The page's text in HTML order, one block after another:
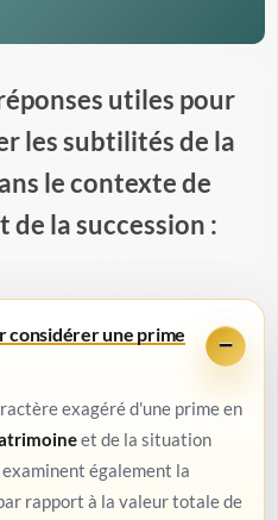
utiles pour
les subtilités de la
le contexte de
de la succession :
considérer une prime
exagéré d'une prime en
et de la situation
également la
rapport à la valeur totale de